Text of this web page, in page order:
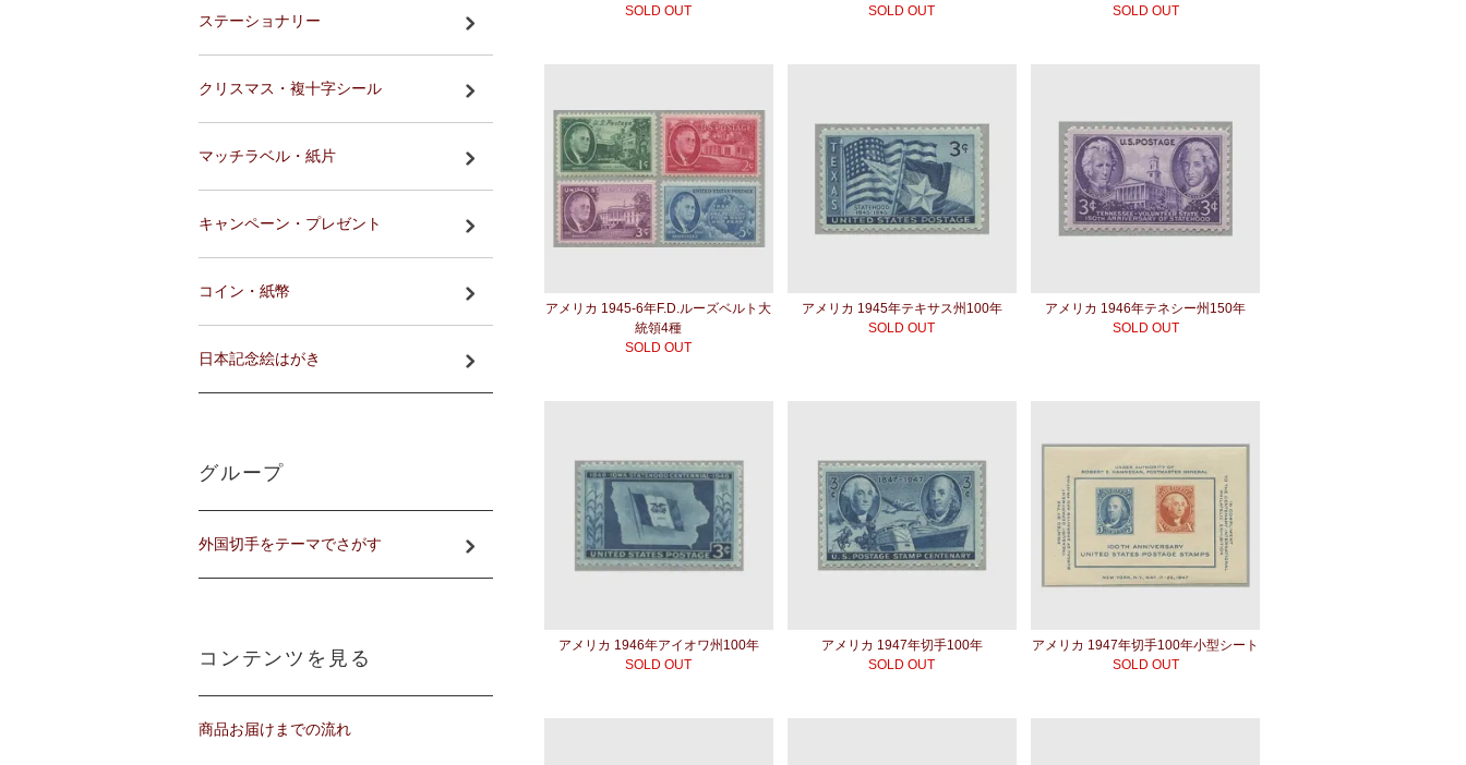
SOLD OUT
SOLD OUT
SOLD OUT
アメリカ 1945-6年F.D.ルーズベルト大
統領4種
SOLD OUT
アメリカ 1945年テキサス州100年
SOLD OUT
アメリカ 1946年テネシー州150年
SOLD OUT
アメリカ 1946年アイオワ州100年
SOLD OUT
アメリカ 1947年切手100年
SOLD OUT
アメリカ 1947年切手100年小型シート
SOLD OUT
ステーショナリー
クリスマス・複十字シール
マッチラベル・紙片
キャンペーン・プレゼント
コイン・紙幣
日本記念絵はがき
グループ
外国切手をテーマでさがす
コンテンツを見る
商品お届けまでの流れ